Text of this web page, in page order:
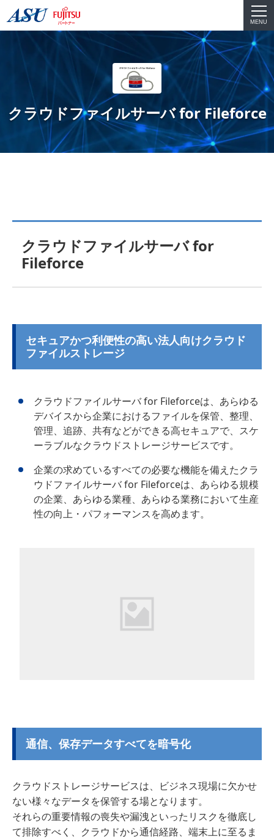
MENU
クラウドファイルサーバ for Fileforce
クラウドファイルサーバ for
Fileforce
セキュアかつ利便性の高い法人向けクラウド
ファイルストレージ
クラウドファイルサーバ for Fileforceは、あらゆる
デバイスから企業におけるファイルを保管、整理、
管理、追跡、共有などができる高セキュアで、スケ
ーラブルなクラウドストレージサービスです。
企業の求めているすべての必要な機能を備えたクラ
ウドファイルサーバ for Fileforceは、あらゆる規模
の企業、あらゆる業種、あらゆる業務において生産
性の向上・パフォーマンスを高めます。
通信、保存データすべてを暗号化
クラウドストレージサービスは、ビジネス現場に欠かせ
ない様々なデータを保管する場となります。
それらの重要情報の喪失や漏洩といったリスクを徹底し
て排除すべく、クラウドから通信経路、端末上に至るま